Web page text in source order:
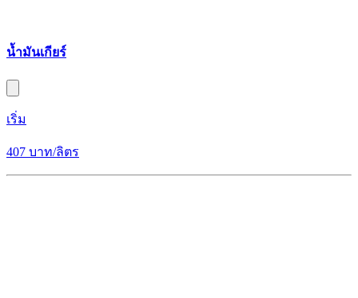
น้ำมันเกียร์
เริ่ม
407 บาท/ลิตร